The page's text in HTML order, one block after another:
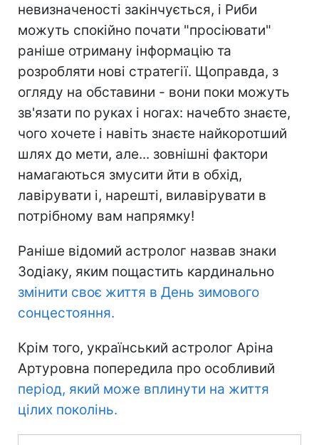
невизначеності закінчується, і Риби
можуть спокійно почати "просіювати"
раніше отриману інформацію та
розробляти нові стратегії. Щоправда, з
огляду на обставини - вони поки можуть
зв'язати по руках і ногах: начебто знаєте,
чого хочете і навіть знаєте найкоротший
шлях до мети, але... зовнішні фактори
намагаються змусити йти в обхід,
лавірувати і, нарешті, вилавірувати в
потрібному вам напрямку!
Раніше відомий астролог назвав знаки
Зодіаку, яким пощастить кардинально
змінити своє життя в День зимового
сонцестояння.
Крім того, український астролог Аріна
Артуровна попередила про особливий
період, який може вплинути на життя
цілих поколінь.